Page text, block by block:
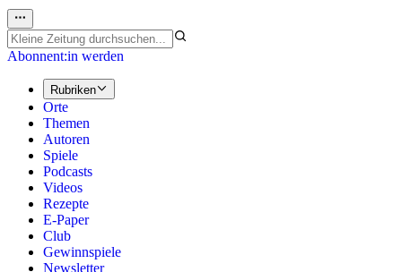
Abonnent:in werden
Rubriken
Orte
Themen
Autoren
Spiele
Podcasts
Videos
Rezepte
E-Paper
Club
Gewinnspiele
Newsletter